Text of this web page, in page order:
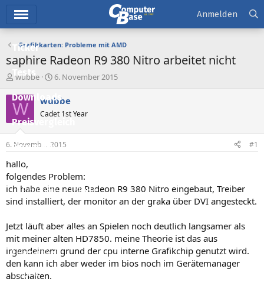
Ticker
Tests
Downloads
Preisvergleich
Forum
Aktuelles
Empfohlene Inhalte
Neueste Aktivitäten
Leserartikel
Regeln
Anmelden
Grafikkarten: Probleme mit AMD
saphire Radeon R9 380 Nitro arbeitet nicht
E
s
t
e
l
e
r
wubbe
E
s
e
l
t
6. November 2015
W wubbe
Cadet 1st Year
6. November 2015 #1
hallo,
folgendes Problem:
ich habe eine neue Radeon R9 380 Nitro eingebaut, Treiber
sind installiert, der monitor an der graka über DVI angesteckt.
Jetzt läuft aber alles an Spielen noch deutlich langsamer als
mit meiner alten HD7850. meine Theorie ist das aus
irgendeinem grund der cpu interne Grafikchip genutzt wird.
den kann ich aber weder im bios noch im Gerätemanager
abschalten.